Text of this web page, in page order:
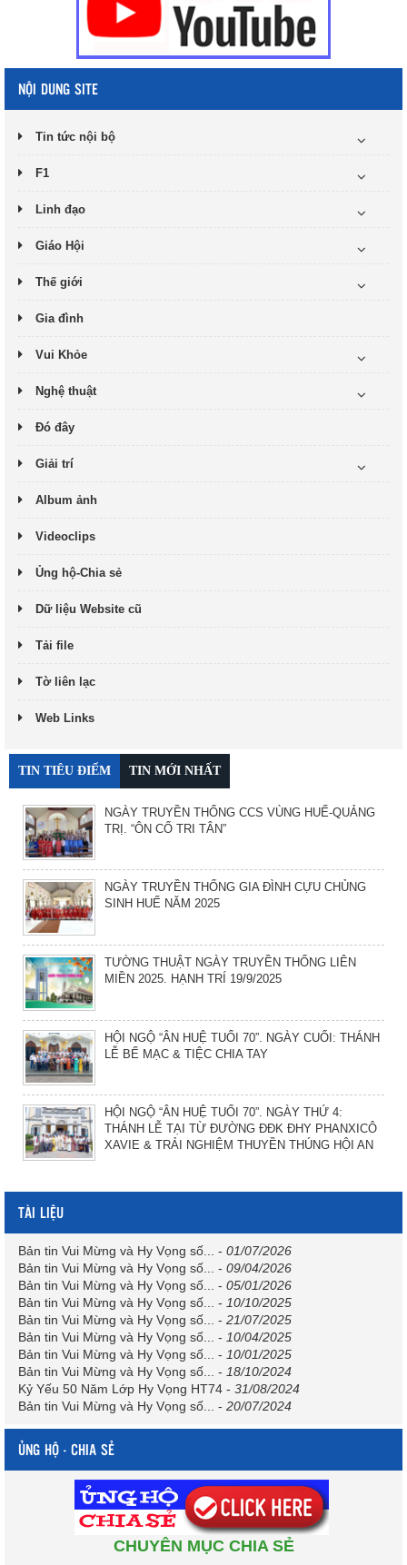
NỘI DUNG SITE
Tin tức nội bộ
F1
Linh đạo
Giáo Hội
Thế giới
Gia đình
Vui Khỏe
Nghệ thuật
Đó đây
Giải trí
Album ảnh
Videoclips
Ủng hộ-Chia sẻ
Dữ liệu Website cũ
Tải file
Tờ liên lạc
Web Links
TIN TIÊU ĐIỂM TIN MỚI NHẤT
NGÀY TRUYỀN THỐNG CCS VÙNG HUẾ-QUẢNG
TRỊ. “ÔN CỐ TRI TÂN”
NGÀY TRUYỀN THỐNG GIA ĐÌNH CỰU CHỦNG
SINH HUẾ NĂM 2025
TƯỜNG THUẬT NGÀY TRUYỀN THỐNG LIÊN
MIỀN 2025. HẠNH TRÍ 19/9/2025
HỘI NGỘ “ÂN HUỆ TUỔI 70”. NGÀY CUỐI: THÁNH
LỄ BẾ MẠC & TIỆC CHIA TAY
HỘI NGỘ “ÂN HUỆ TUỔI 70”. NGÀY THỨ 4:
THÁNH LỄ TẠI TỪ ĐƯỜNG ĐĐK ĐHY PHANXICÔ
XAVIE & TRẢI NGHIỆM THUYỀN THÚNG HỘI AN
TÀI LIỆU
Bản tin Vui Mừng và Hy Vọng số... - 01/07/2026
Bản tin Vui Mừng và Hy Vọng số...
- 09/04/2026
Bản tin Vui Mừng và Hy Vọng số...
- 05/01/2026
Bản tin Vui Mừng và Hy Vọng số...
- 10/10/2025
Bản tin Vui Mừng và Hy Vọng số...
- 21/07/2025
Bản tin Vui Mừng và Hy Vọng số...
- 10/04/2025
Bản tin Vui Mừng và Hy Vọng số...
- 10/01/2025
Bản tin Vui Mừng và Hy Vọng số...
- 18/10/2024
Kỷ Yếu 50 Năm Lớp Hy Vọng HT74 - 31/08/2024
Bản tin Vui Mừng và Hy Vọng số...
- 20/07/2024
ỦNG HỘ - CHIA SẺ
CHUYÊN MỤC CHIA SẺ